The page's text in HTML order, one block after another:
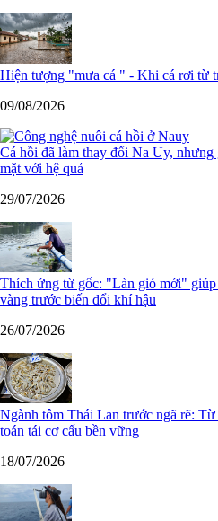
Hiện tượng "mưa cá " - Khi cá rơi từ
09/08/2026
Cá hồi đã làm thay đổi Na Uy,
mặt với hệ quả
29/07/2026
Thích ứng từ gốc: "Làn gió mới"
vàng trước biến đổi khí hậu
26/07/2026
Ngành tôm Thái Lan trước ngã rẽ:
toán tái cơ cấu bền vững
18/07/2026